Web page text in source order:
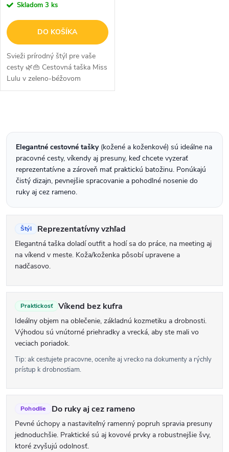
Skladom 3 ks
DO KOŠÍKA
Svieži prírodný štýl pre vaše
cesty 🌿👜 Cestovná taška Miss
Lulu v zeleno-béžovom
prevedení v sebe spája
v
c
v
i
Elegantné cestovné tašky(kožené a koženkové) sú ideálne na
pracovné cesty, víkendy aj presuny, keď chcete vyzerať
reprezentatívne a zároveň mať praktickú batožinu. Ponúkajú
čistý dizajn, pevnejšie spracovanie a pohodlné nosenie do
ruky aj cez rameno.
Štýl Reprezentatívny vzhľad
Elegantná taška doladí outfit a hodí sa do práce, na meeting aj
na víkend v meste. Koža/koženka pôsobí upravene a
nadčasovo.
Praktickosť Víkend bez kufra
Ideálny objem na oblečenie, základnú kozmetiku a drobnosti.
Výhodou sú vnútorné priehradky a vrecká, aby ste mali vo
veciach poriadok.
Tip: ak cestujete pracovne, oceníte aj vrecko na dokumenty a rýchly
prístup k drobnostiam.
Pohodlie Do ruky aj cez rameno
Pevné úchopy a nastaviteľný ramenný popruh spravia presuny
jednoduchšie. Praktické sú aj kovové prvky a robustnejšie švy,
ktoré zvyšujú odolnosť.